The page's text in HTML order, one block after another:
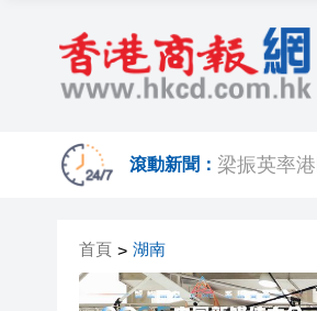
滾動新聞：
有片丨外
50餘位頂
梁振英率
瀋陽鐵西
首頁 > 湖南